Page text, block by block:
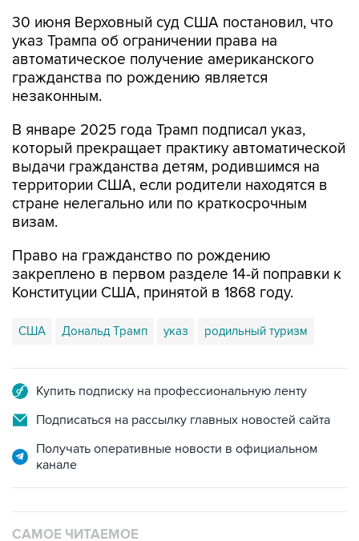
30 июня Верховный суд США постановил, что
указ Трампа об ограничении права на
автоматическое получение американского
гражданства по рождению является
незаконным.
В январе 2025 года Трамп подписал указ,
который прекращает практику автоматической
выдачи гражданства детям, родившимся на
территории США, если родители находятся в
стране нелегально или по краткосрочным
визам.
Право на гражданство по рождению
закреплено в первом разделе 14-й поправки к
Конституции США, принятой в 1868 году.
США Дональд Трамп указ родильный туризм
Купить подписку на профессиональную ленту
Подписаться на рассылку главных новостей сайта
Получать оперативные новости в официальном
канале
САМОЕ ЧИТАЕМОЕ